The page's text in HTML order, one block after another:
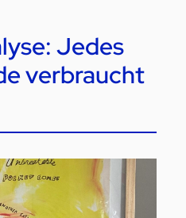
Jedes
verbraucht